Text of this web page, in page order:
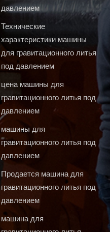
давлением
Технические
характеристики машины
для гравитационного литья
под давлением
цена машины для
гравитационного литья под
давлением
машины для
гравитационного литья под
давлением
Продается машина для
гравитационного литья под
давлением
машина для